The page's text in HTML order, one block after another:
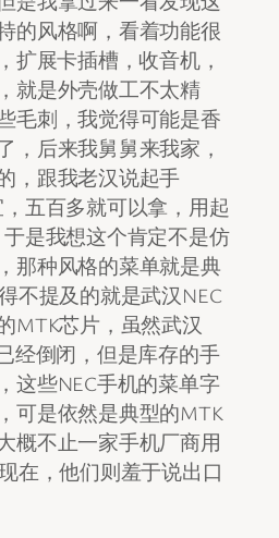
的风格啊，看着功能很
扩展卡插槽，收音机，
就是外壳做工不太精
毛刺，我觉得可能是香
，后来我舅舅来我家，
，跟我老汉说起手
五百多就可以拿，用起
是我想这个肯定不是仿
那种风格的菜单就是典
不提及的就是武汉NEC
MTK芯片，虽然武汉
经倒闭，但是库存的手
这些NEC手机的菜单字
可是依然是典型的MTK
概不止一家手机厂商用
在，他们则羞于说出口